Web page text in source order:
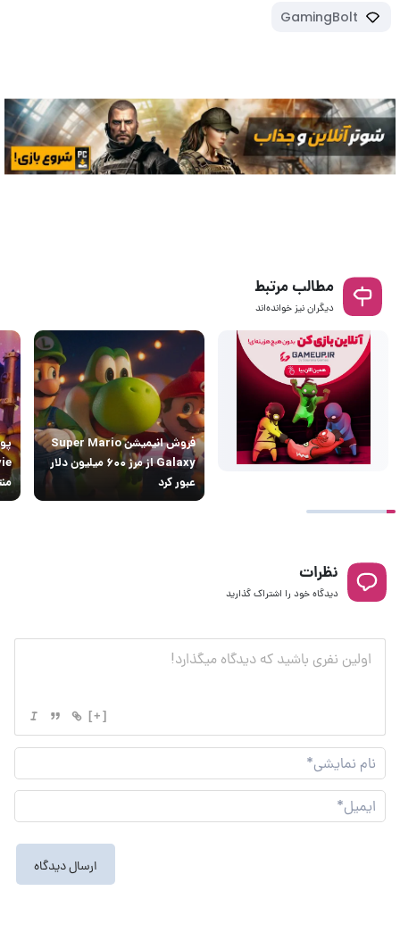
GamingBolt
مطالب مرتبط
دیگران نیز خوانده‌اند
فروش انیمیشن Super Mario
Galaxy از مرز ۶۰۰ میلیون دلار
عبور کرد
نظرات
دیدگاه خود را اشتراک گذارید
[+]
نام